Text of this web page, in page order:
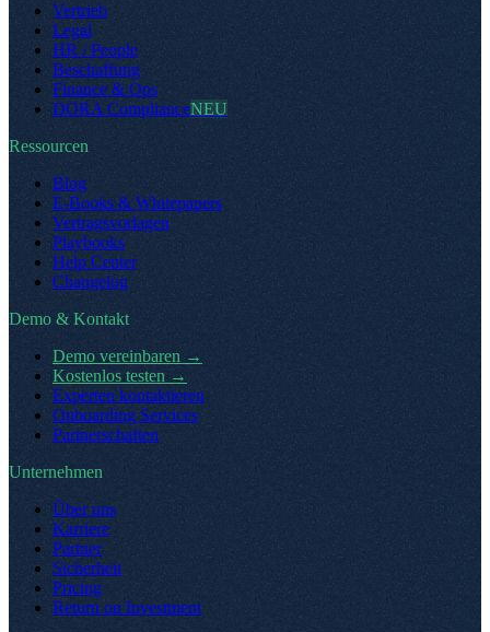
Vertrieb
Legal
HR / People
Beschaffung
Finance & Ops
DORA ComplianceNEU
Ressourcen
Blog
E-Books & Whitepapers
Vertragsvorlagen
Playbooks
Help Center
Changelog
Demo & Kontakt
Demo vereinbaren →
Kostenlos testen →
Experten kontaktieren
Onboarding Services
Partnerschaften
Unternehmen
Über uns
Karriere
Partner
Sicherheit
Pricing
Return on Investment